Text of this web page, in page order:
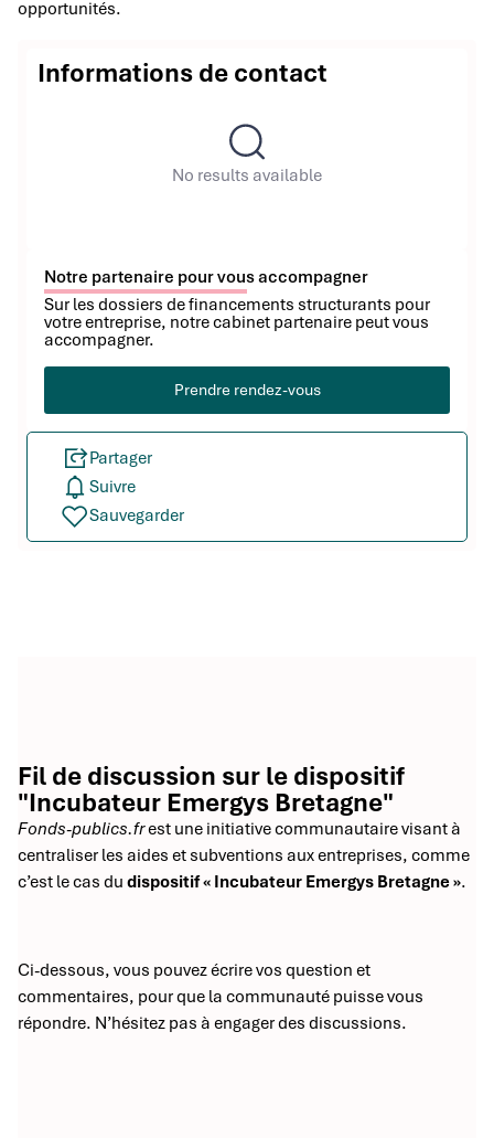
opportunités.
Informations de contact
No results available
Notre partenaire pour vous accompagner
Sur les dossiers de financements structurants pour
votre entreprise, notre cabinet partenaire peut vous
accompagner.
Prendre rendez-vous
Partager
Suivre
Sauvegarder
Fil de discussion sur le dispositif
"Incubateur Emergys Bretagne"
Fonds-publics.frest une initiative communautaire visant à
centraliser les aides et subventions aux entreprises, comme
c’est le cas du dispositif « Incubateur Emergys Bretagne ».
Ci-dessous, vous pouvez écrire vos question et
commentaires, pour que la communauté puisse vous
répondre. N’hésitez pas à engager des discussions.